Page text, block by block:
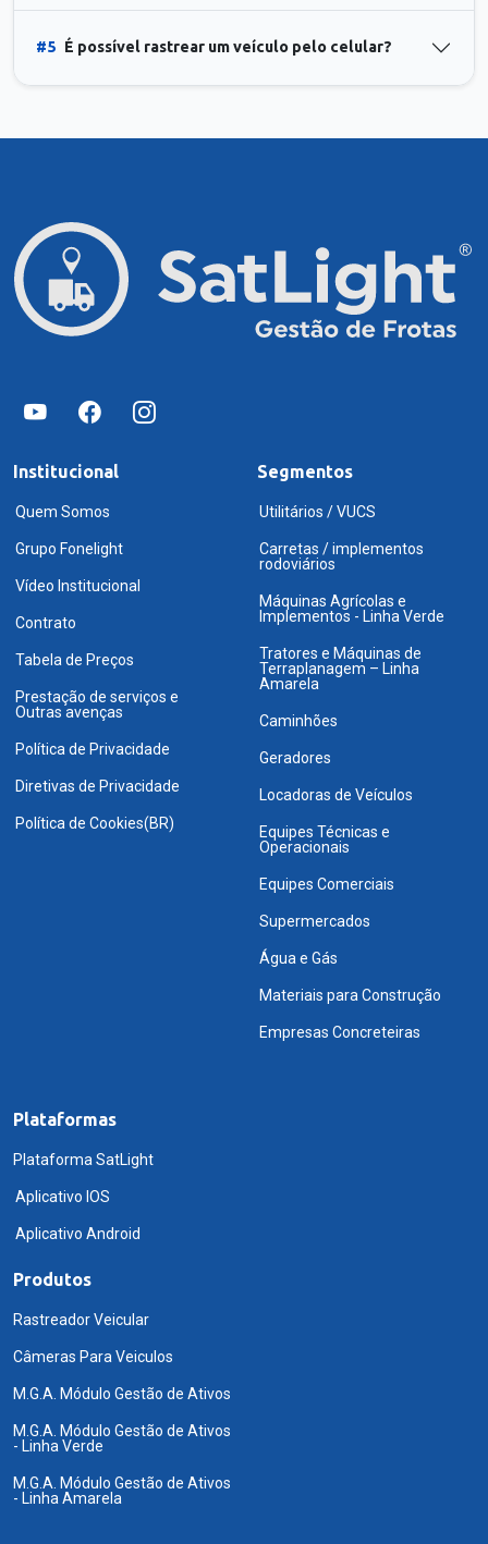
#5 É possível rastrear um veículo pelo celular?
Institucional
Quem Somos
Grupo Fonelight
Vídeo Institucional
Contrato
Tabela de Preços
Prestação de serviços e
Outras avenças
Política de Privacidade
Diretivas de Privacidade
Política de Cookies(BR)
Segmentos
Utilitários / VUCS
Carretas / implementos
rodoviários
Máquinas Agrícolas e
Implementos - Linha Verde
Tratores e Máquinas de
Terraplanagem – Linha
Amarela
Caminhões
Geradores
Locadoras de Veículos
Equipes Técnicas e
Operacionais
Equipes Comerciais
Supermercados
Água e Gás
Materiais para Construção
Empresas Concreteiras
Plataformas
Plataforma SatLight
Aplicativo IOS
Aplicativo Android
Produtos
Rastreador Veicular
Câmeras Para Veiculos
M.G.A. Módulo Gestão de Ativos
M.G.A. Módulo Gestão de Ativos
- Linha Verde
M.G.A. Módulo Gestão de Ativos
- Linha Amarela